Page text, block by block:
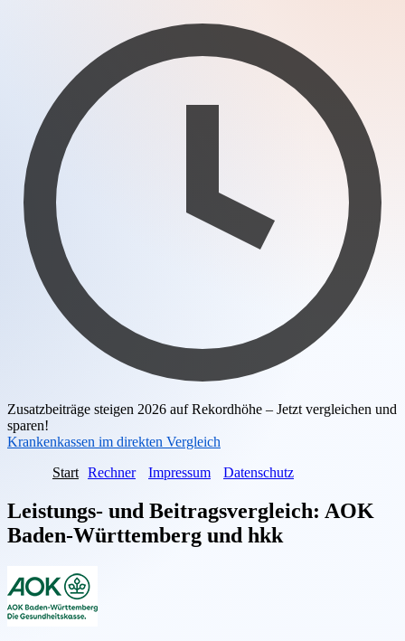
Zusatzbeiträge steigen 2026 auf Rekordhöhe – Jetzt vergleichen und
sparen!
Krankenkassen im direkten Vergleich
Start Rechner Impressum Datenschutz
Leistungs- und Beitragsvergleich: AOK
Baden-Württemberg und hkk